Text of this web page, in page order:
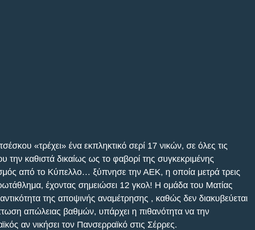
«τρέχει» ένα εκπληκτικό σερί 17 νικών, σε όλες τις
την καθιστά δικαίως ως το φαβορί της συγκεκριμένης
από το Κύπελλο… ξύπνησε την ΑΕΚ, η οποία μετρά τρεις
έχοντας σημειώσει 12 γκολ! Η ομάδα του Ματίας
της αποψινής αναμέτρησης , καθώς δεν διακυβεύεται
απώλειας βαθμών, υπάρχει η πιθανότητα να την
αν νικήσει τον Πανσερραϊκό στις Σέρρες.